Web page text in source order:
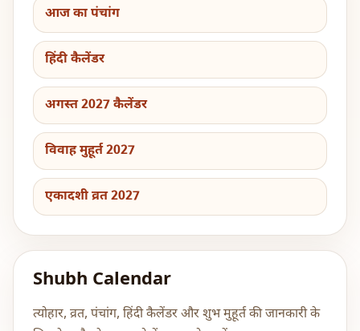
आज का पंचांग
हिंदी कैलेंडर
अगस्त 2027 कैलेंडर
विवाह मुहूर्त 2027
एकादशी व्रत 2027
Shubh Calendar
त्योहार, व्रत, पंचांग, हिंदी कैलेंडर और शुभ मुहूर्त की जानकारी के